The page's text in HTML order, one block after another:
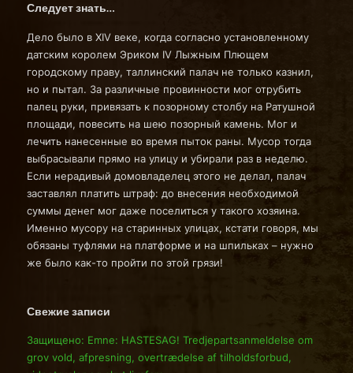
Следует знать…
Дело было в XIV веке, когда согласно установленному
датским королем Эриком IV Лыжным Плющем
городскому праву, таллинский палач не только казнил,
но и пытал. За различные провинности мог отрубить
палец руки, привязать к позорному столбу на Ратушной
площади, повесить на шею позорный камень. Мог и
лечить нанесенные во время пыток раны. Мусор тогда
выбрасывали прямо на улицу и убирали раз в неделю.
Если нерадивый домовладелец этого не делал, палач
заставлял платить штраф: до внесения необходимой
суммы денег мог даже поселиться у такого хозяина.
Именно мусору на старинных улицах, кстати говоря, мы
обязаны туфлями на платформе и на шпильках – нужно
же было как-то пройти по этой грязи!
Свежие записи
Защищено: Emne: HASTESAG! Tredjepartsanmeldelse om
grov vold, afpresning, overtrædelse af tilholdsforbud,